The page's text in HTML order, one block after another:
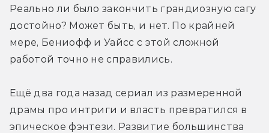
Реально ли было закончить грандиозную сагу
достойно? Может быть, и нет. По крайней
мере, Бениофф и Уайсс с этой сложной
работой точно не справились.
Ещё два года назад сериал из размеренной
драмы про интриги и власть превратился в
эпическое фэнтези. Развитие большинства